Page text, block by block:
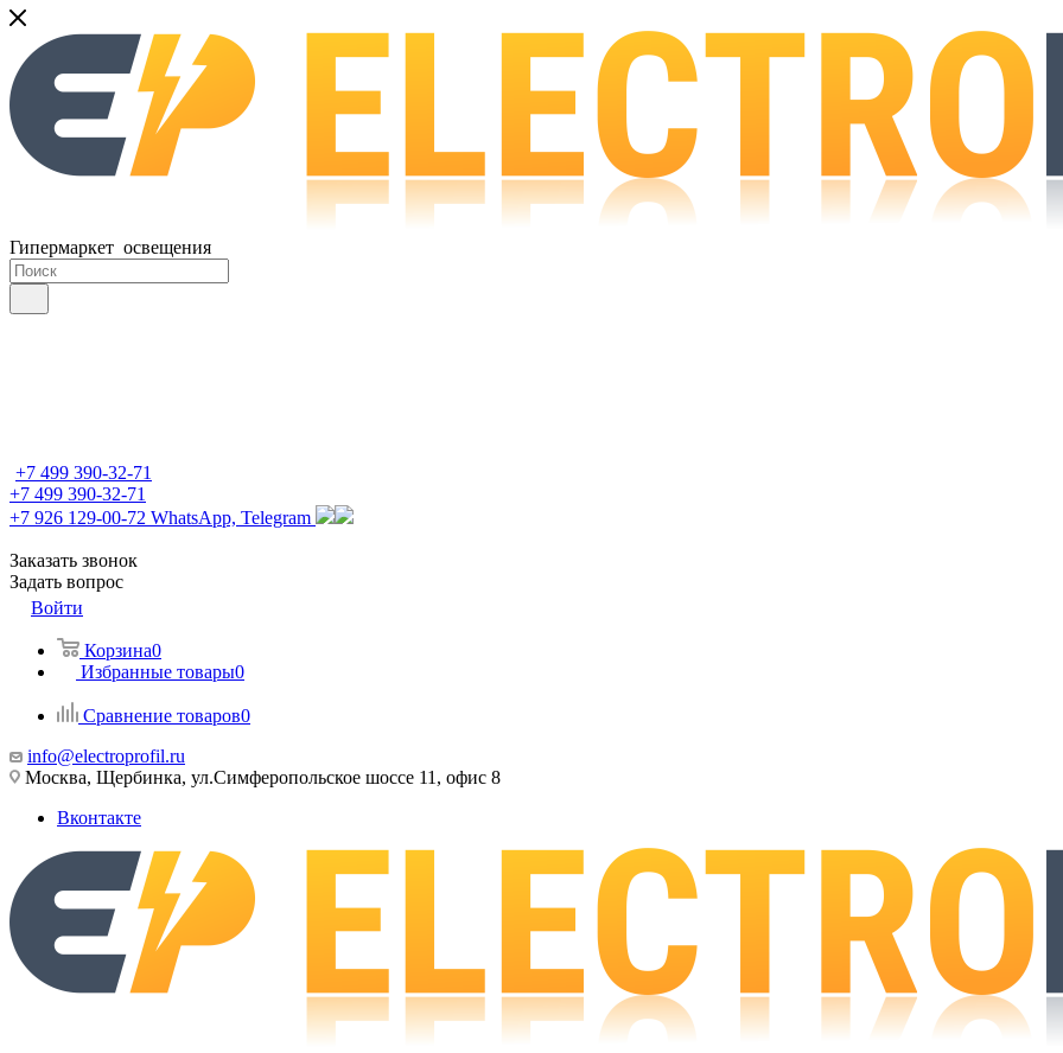
Гипермаркет освещения
+7 499 390-32-71
+7 499 390-32-71
+7 926 129-00-72 WhatsApp, Telegram
Заказать звонок
Задать вопрос
Войти
Корзина0
Избранные товары0
Сравнение товаров0
info@electroprofil.ru
Москва, Щербинка, ул.Симферопольское шоссе 11, офис 8
Вконтакте